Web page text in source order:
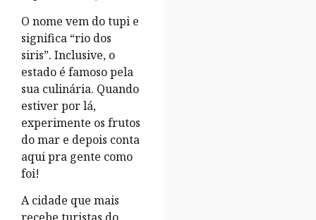
O nome vem do tupi e
significa “rio dos
siris”. Inclusive, o
estado é famoso pela
sua culinária. Quando
estiver por lá,
experimente os frutos
do mar e depois conta
aqui pra gente como
foi!
A cidade que mais